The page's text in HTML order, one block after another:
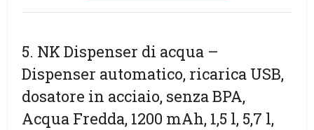
5. NK Dispenser di acqua –
Dispenser automatico, ricarica USB,
dosatore in acciaio, senza BPA,
Acqua Fredda, 1200 mAh, 1,5 l, 5,7 l,